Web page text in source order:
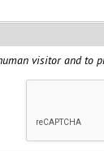
visitor and to